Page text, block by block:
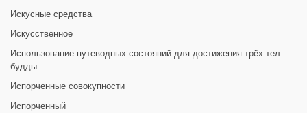
Искусные средства
Искусственное
Использование путеводных состояний для достижения трёх тел
будды
Испорченные совокупности
Испорченный